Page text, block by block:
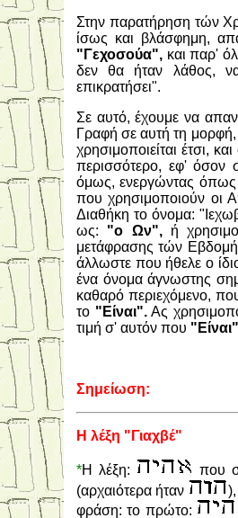
Στην παρατήρηση τών
ίσως και βλάσφημη,
"Γεχοσούα", και παρ'
δεν θα ήταν λάθος, να
επικρατήσει".
Σε αυτό, έχουμε να
Γραφή σε αυτή τη
χρησιμοποιείται έτσι,
περισσότερο, εφ' όσον
όμως, ενεργώντας όπως
που χρησιμοποιούν οι
Διαθήκη το όνομα:
ως: "ο Ων",ή
μετάφρασης τών
άλλωστε που ήθελε ο
ένα όνομα άγνωστης
καθαρό περιεχόμενο,
το "Είναι".Ας
τιμή σ' αυτόν που "Είναι"
Σημείωση:
Η λέξη "Γιαχβέ"
*Η λέξη:
που
(αρχαιότερα ήταν
φράση: το πρώτο: